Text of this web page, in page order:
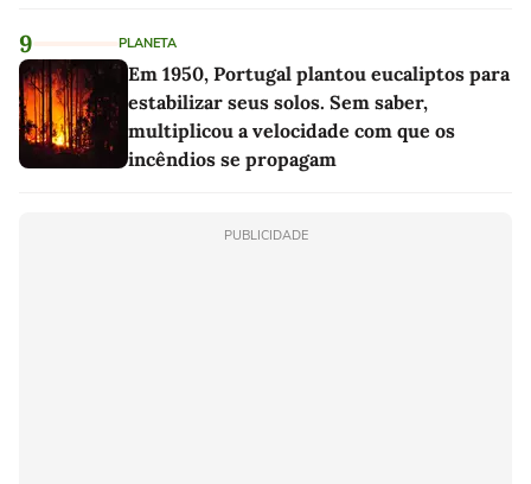
9 PLANETA
Em 1950, Portugal plantou eucaliptos para
estabilizar seus solos. Sem saber,
multiplicou a velocidade com que os
incêndios se propagam
PUBLICIDADE